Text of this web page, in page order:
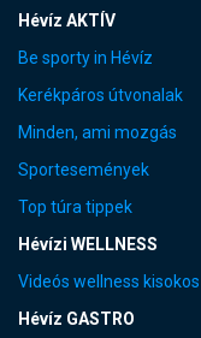
Hévíz AKTÍV
Be sporty in Hévíz
Kerékpáros útvonalak
Minden, ami mozgás
Sportesemények
Top túra tippek
Hévízi WELLNESS
Videós wellness kisokos
Hévíz GASTRO